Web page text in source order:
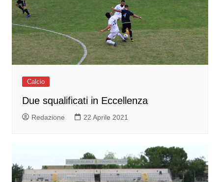
Calcio
Due squalificati in Eccellenza
Redazione 22 Aprile 2021